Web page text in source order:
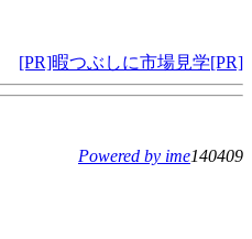
[PR]暇つぶしに市場見学[PR]
Powered by ime140409